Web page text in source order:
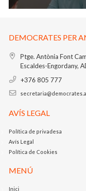
DEMOCRATES PER
Ptge. Antònia Font
Escaldes-Engordany,
+376 805 777
AVÍS LEGAL
Política de privadesa
Avís Legal
Política de Cookies
MENÚ
Inici